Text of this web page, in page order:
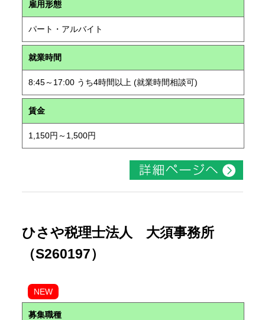
雇用形態
パート・アルバイト
就業時間
8:45～17:00 うち4時間以上 (就業時間相談可)
賃金
1,150円～1,500円
ひさや税理士法人 大須事務所
（S260197）
NEW
募集職種